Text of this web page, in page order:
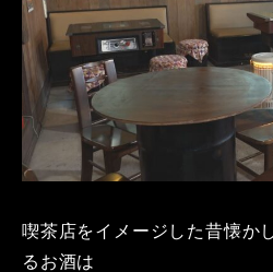
喫茶店をイメージした昔懐か
るお酒は